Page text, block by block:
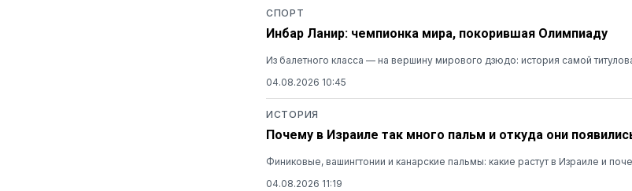
СПОРТ
Инбар Ланир: чемпионка мира, покорившая Олимпиаду
Из балетного класса — на вершину мирового дзюдо: история самой
04.08.2026 10:45
ИСТОРИЯ
Почему в Израиле так много пальм и откуда они
Финиковые, вашингтонии и канарские пальмы: какие растут в Израиле и
04.08.2026 11:19